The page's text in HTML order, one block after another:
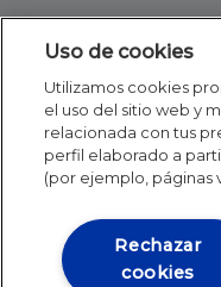
Uso de cookies
Utilizamos cookies
el uso del sitio web y
relacionada con tus
perfil elaborado a
(por ejemplo, páginas
Rechazar
cookies